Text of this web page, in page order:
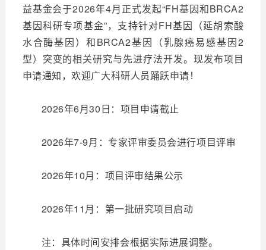
益基金会于2026年4月正式发起“FH基因和BRCA2
基因科研专项基金”，支持针对FH基因（延胡索酸
水合酶基因）和BRCA2基因（乳腺癌易感基因2
型）突变的相关研究与先进疗法开发。现发布项目
申请通知，欢迎广大科研人员踊跃申请！
2026年6月30日：项目申请截止
2026年7-9月：专家评审委员会进行项目评审
2026年10月：项目评审结果公示
2026年11月：第一批研究项目启动
注：具体时间安排会根据实际进展调整。